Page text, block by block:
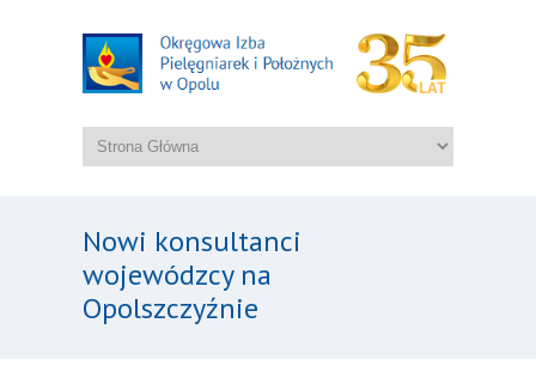
Nowi konsultanci
wojewódzcy na
Opolszczyźnie